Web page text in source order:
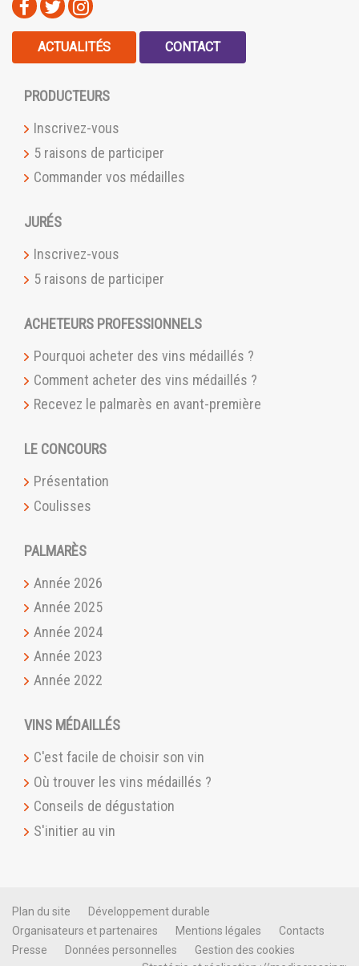
ACTUALITÉS CONTACT
PRODUCTEURS
Inscrivez-vous
5 raisons de participer
Commander vos médailles
JURÉS
Inscrivez-vous
5 raisons de participer
ACHETEURS PROFESSIONNELS
Pourquoi acheter des vins médaillés ?
Comment acheter des vins médaillés ?
Recevez le palmarès en avant-première
LE CONCOURS
Présentation
Coulisses
PALMARÈS
Année 2026
Année 2025
Année 2024
Année 2023
Année 2022
VINS MÉDAILLÉS
C'est facile de choisir son vin
Où trouver les vins médaillés ?
Conseils de dégustation
S'initier au vin
Plan du site
Développement durable
Organisateurs et partenaires
Mentions légales
Contacts
Presse
Données personnelles
Gestion des cookies